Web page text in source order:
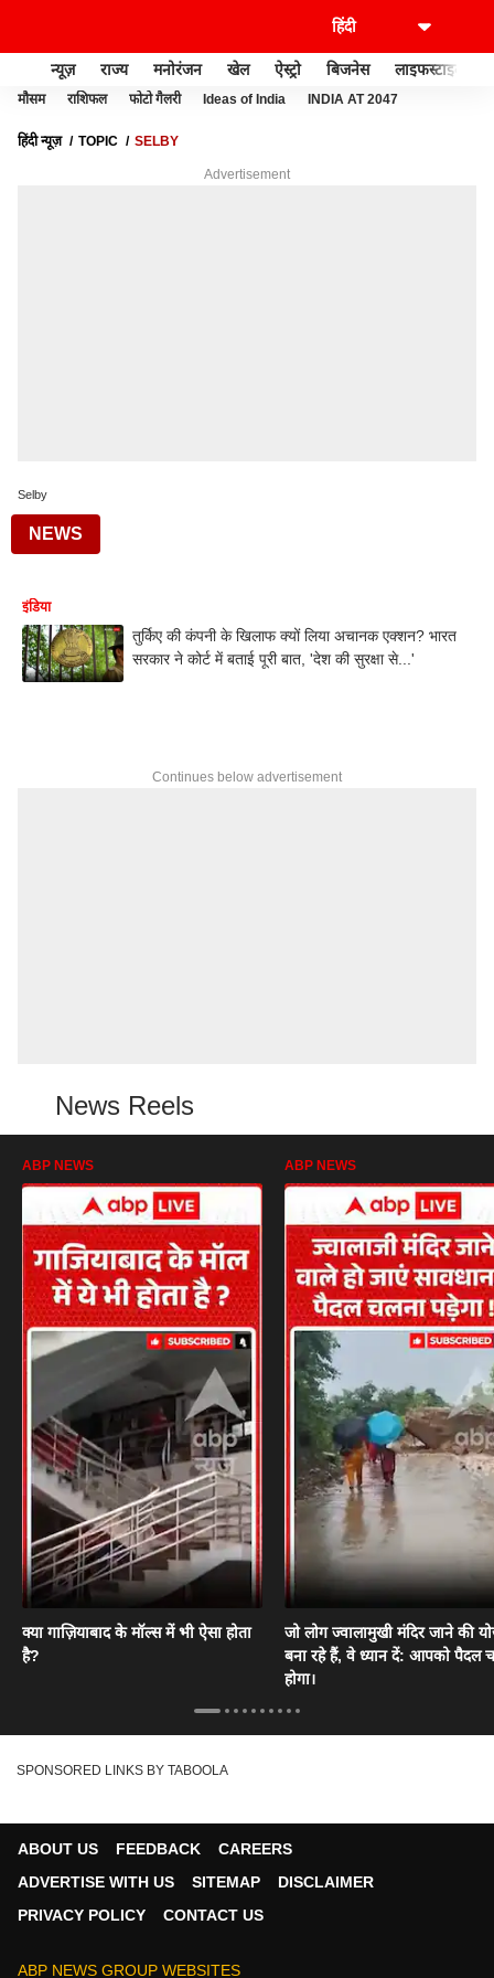
न्यूज़ राज्य मनोरंजन खेल ऐस्ट्रो बिजनेस लाइफस्टाइल
मौसम राशिफल फोटो गैलरी Ideas of India INDIA AT 2047
हिंदी न्यूज़ TOPIC SELBY
Advertisement
Selby
NEWS
इंडिया
तुर्किए की कंपनी के खिलाफ क्यों लिया अचानक एक्शन? भारत
सरकार ने कोर्ट में बताई पूरी बात, 'देश की सुरक्षा से...'
Continues below advertisement
News Reels
ABP NEWS
क्या गाज़ियाबाद के मॉल्स में भी ऐसा होता
है?
ABP NEWS
जो लोग ज्वालामुखी मंदिर जाने की
बना रहे हैं, वे ध्यान दें: आपको पैदल
होगा।
SPONSORED LINKS BY TABOOLA
ABOUT US FEEDBACK
CAREERS
ADVERTISE WITH US
SITEMAP
DISCLAIMER
PRIVACY POLICY
CONTACT US
ABP NEWS GROUP WEBSITES